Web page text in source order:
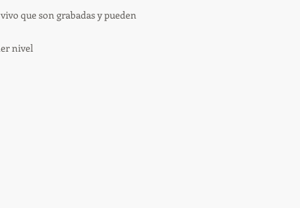
que son grabadas y pueden
nivel